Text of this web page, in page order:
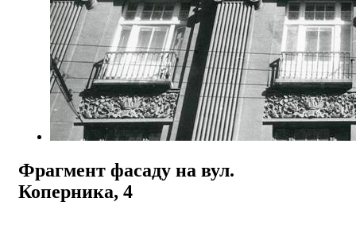
Фрагмент фасаду на вул.
Коперника, 4